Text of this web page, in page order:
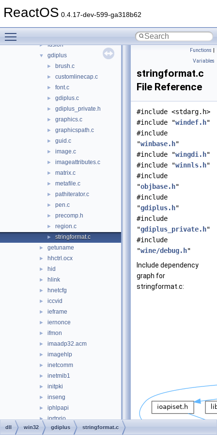
ReactOS 0.4.17-dev-599-ga318b62
► fmifs
► fusion
▼ gdiplus
► brush.c
► customlinecap.c
► font.c
► gdiplus.c
► gdiplus_private.h
► graphics.c
► graphicspath.c
► guid.c
► image.c
► imageattributes.c
► matrix.c
► metafile.c
► pathiterator.c
► pen.c
► precomp.h
► region.c
► stringformat.c
► getuname
► hhctrl.ocx
► hid
► hlink
► hnetcfg
► iccvid
► ieframe
► iernonce
► ifmon
► imaadp32.acm
► imagehlp
► inetcomm
► inetmib1
► initpki
► inseng
► iphlpapi
► iprtprio
► itircl
Functions |
Variables
stringformat.c
File Reference
#include <stdarg.h>
#include "windef.h"
#include
"winbase.h"
#include "wingdi.h"
#include "winnls.h"
#include
"objbase.h"
#include
"gdiplus.h"
#include
"gdiplus_private.h"
#include
"wine/debug.h"
Include dependency
graph for
stringformat.c:
dll win32 gdiplus stringformat.c